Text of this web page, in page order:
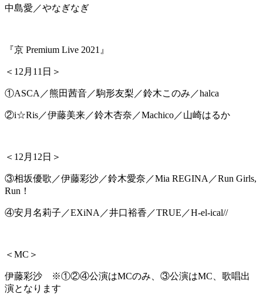
中島愛／やなぎなぎ
『京 Premium Live 2021』
＜12月11日＞
①ASCA／熊田茜音／駒形友梨／鈴木このみ／halca
②i☆Ris／伊藤美来／鈴木杏奈／Machico／山崎はるか
＜12月12日＞
③相坂優歌／伊藤彩沙／鈴木愛奈／Mia REGINA／Run Girls,
Run！
④安月名莉子／EXiNA／井口裕香／TRUE／H-el-ical//
＜MC＞
伊藤彩沙 ※①②④公演はMCのみ、③公演はMC、歌唱出
演となります